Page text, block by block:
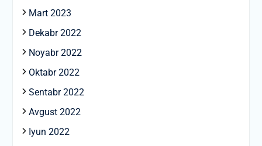
Mart 2023
Dekabr 2022
Noyabr 2022
Oktabr 2022
Sentabr 2022
Avgust 2022
Iyun 2022